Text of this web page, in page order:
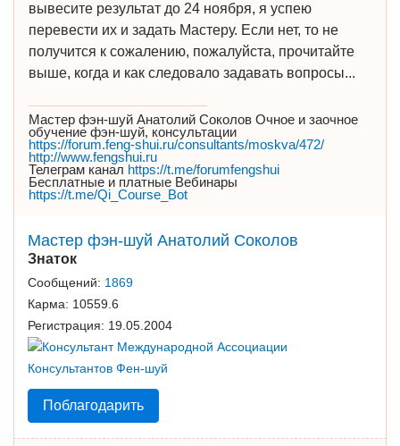
вывесите результат до 24 ноября, я успею
перевести их и задать Мастеру. Если нет, то не
получится к сожалению, пожалуйста, прочитайте
выше, когда и как следовало задавать вопросы...
Мастер фэн-шуй Анатолий Соколов Очное и заочное
обучение фэн-шуй, консультации
https://forum.feng-shui.ru/consultants/moskva/472/
http://www.fengshui.ru
Телеграм канал https://t.me/forumfengshui
Бесплатные и платные Вебинары
https://t.me/Qi_Course_Bot
Мастер фэн-шуй Анатолий Соколов
Знаток
Сообщений: 1869
Карма: 10559.6
Регистрация: 19.05.2004
Поблагодарить